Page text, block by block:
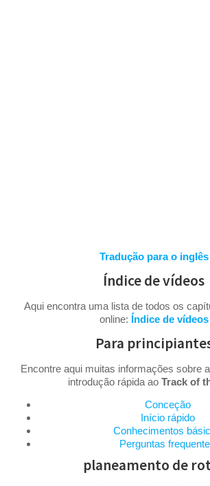
Tradução para o inglês
Índice de vídeos
Aqui encontra uma lista de todos os
online: Índice de vídeos
Para
Encontre aqui muitas informações sobre
introdução rápida ao Track of
Conceção
Início rápido
Conhecimentos
Perguntas
planeamento de